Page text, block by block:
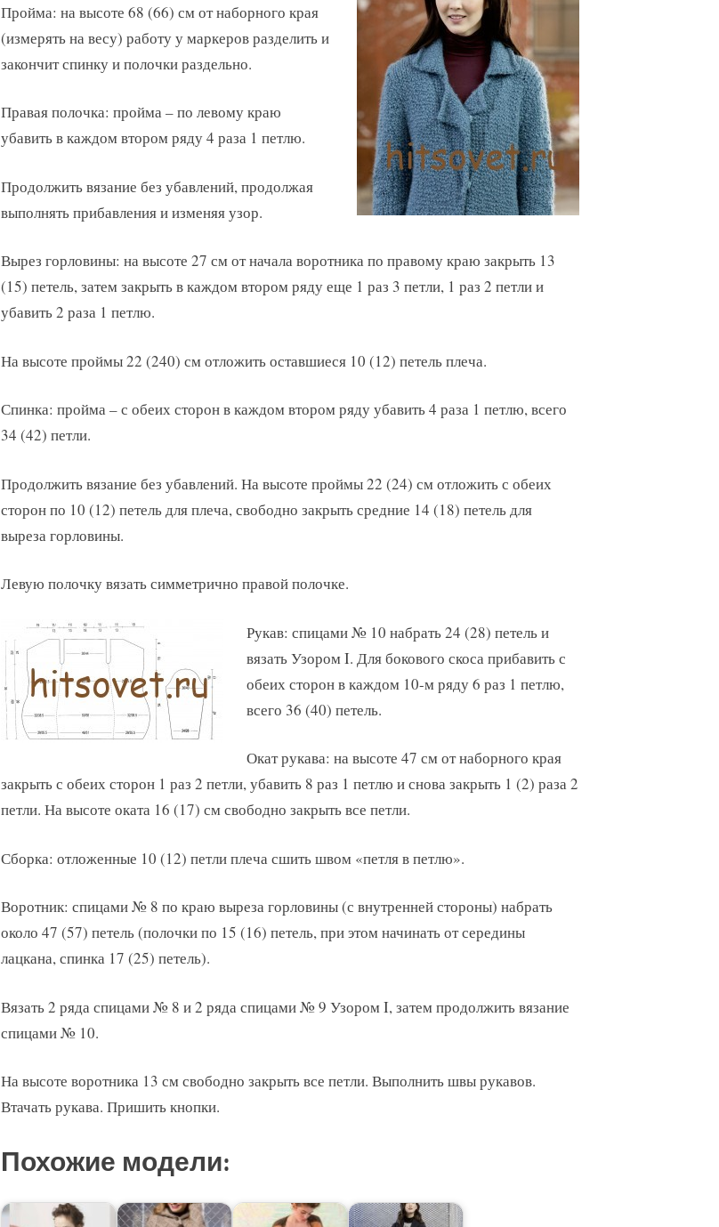
Пройма: на высоте 68 (66) см от наборного края
(измерять на весу) работу у маркеров разделить и
закончит спинку и полочки раздельно.
Правая полочка: пройма – по левому краю
убавить в каждом втором ряду 4 раза 1 петлю.
Продолжить вязание без убавлений, продолжая
выполнять прибавления и изменяя узор.
Вырез горловины: на высоте 27 см от начала воротника по правому краю закрыть 13
(15) петель, затем закрыть в каждом втором ряду еще 1 раз 3 петли, 1 раз 2 петли и
убавить 2 раза 1 петлю.
На высоте проймы 22 (240) см отложить оставшиеся 10 (12) петель плеча.
Спинка: пройма – с обеих сторон в каждом втором ряду убавить 4 раза 1 петлю, всего
34 (42) петли.
Продолжить вязание без убавлений. На высоте проймы 22 (24) см отложить с обеих
сторон по 10 (12) петель для плеча, свободно закрыть средние 14 (18) петель для
выреза горловины.
Левую полочку вязать симметрично правой полочке.
Рукав: спицами № 10 набрать 24 (28) петель и
вязать Узором I. Для бокового скоса прибавить с
обеих сторон в каждом 10-м ряду 6 раз 1 петлю,
всего 36 (40) петель.
Окат рукава: на высоте 47 см от наборного края
закрыть с обеих сторон 1 раз 2 петли, убавить 8 раз 1 петлю и снова закрыть 1 (2) раза 2
петли. На высоте оката 16 (17) см свободно закрыть все петли.
Сборка: отложенные 10 (12) петли плеча сшить швом «петля в петлю».
Воротник: спицами № 8 по краю выреза горловины (с внутренней стороны) набрать
около 47 (57) петель (полочки по 15 (16) петель, при этом начинать от середины
лацкана, спинка 17 (25) петель).
Вязать 2 ряда спицами № 8 и 2 ряда спицами № 9 Узором I, затем продолжить вязание
спицами № 10.
На высоте воротника 13 см свободно закрыть все петли. Выполнить швы рукавов.
Втачать рукава. Пришить кнопки.
Похожие модели: